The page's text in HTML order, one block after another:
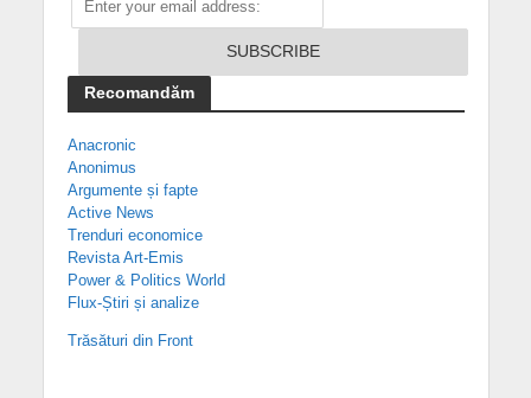
Recomandăm
Anacronic
Anonimus
Argumente și fapte
Active News
Trenduri economice
Revista Art-Emis
Power & Politics World
Flux-Știri și analize
Trăsături din Front